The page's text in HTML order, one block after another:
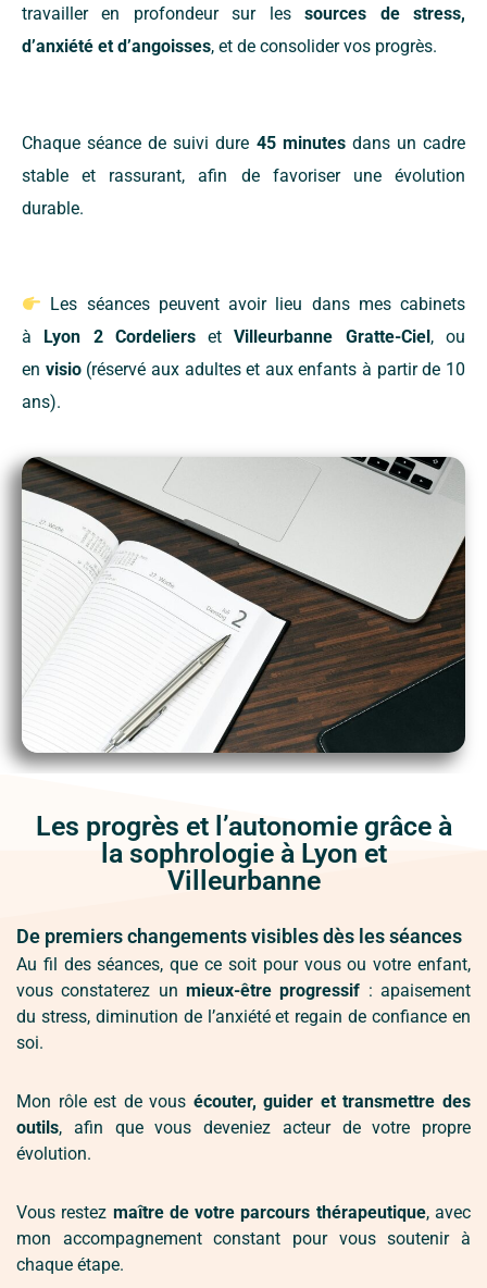
travailler en profondeur sur lessources de stress,
d’anxiété et d’angoisses, et de consolider vos progrès.
Chaque séance de suivi dure 45 minutesdans un cadre
stable et rassurant, afin de favoriser une évolution
durable.
Les séances peuvent avoir lieu dans mes cabinets
à
Lyon 2 CordeliersetVilleurbanne Gratte-Ciel , ou
en visio(réservé aux adultes et aux enfants à partir de 10
ans).
Les progrès et l’autonomie grâce à
la sophrologie à Lyon et
Villeurbanne
De premiers changements visibles dès les séances
Au fil des séances, que ce soit pour vous ou votre enfant,
vous constaterez un mieux-être progressif : apaisement
du stress, diminution de l’anxiété et regain de confiance en
soi.
Mon rôle est de vous écouter, guider et transmettre des
outils, afin que vous deveniez acteur de votre propre
évolution.
Vous restez maître de votre parcours thérapeutique, avec
mon accompagnement constant pour vous soutenir à
chaque étape.